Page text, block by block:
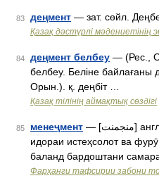
83 деңмент — зат. сөйл.
Қазақ дәстүрлі мәдениетінің
84 деңмент белбеу — (Рес.,
белбеу. Беліне байлағаны
Орын.). қ. деңбіт …
Қазақ тілінің аймақтық сөздігі
85 менеҷмент — [منجمنت] англ. нав. назарияву амалияи
идораи истеҳсолот ва
баланд бардоштани
Фарҳанги тафсирии забони